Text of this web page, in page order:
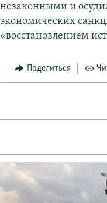
незаконными и
экономических
«восстановлением
Поделиться